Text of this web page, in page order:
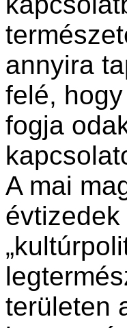
annyira
felé,
fogja
A mai
évtizedek
területen